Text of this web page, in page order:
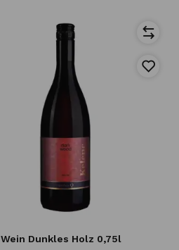
Wein Dunkles Holz 0,75l